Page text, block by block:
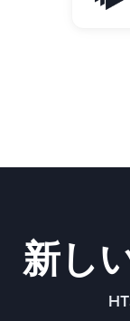
新し